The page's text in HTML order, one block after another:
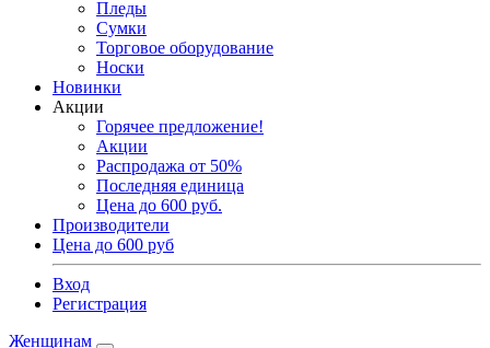
Пледы
Сумки
Торговое оборудование
Носки
Новинки
Акции
Горячее предложение!
Акции
Распродажа от 50%
Последняя единица
Цена до 600 руб.
Производители
Цена до 600 руб
Вход
Регистрация
Женщинам